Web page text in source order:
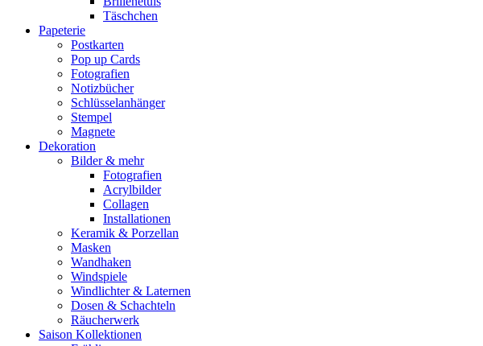
Täschchen
Papeterie
Postkarten
Pop up Cards
Fotografien
Notizbücher
Schlüsselanhänger
Stempel
Magnete
Dekoration
Bilder & mehr
Fotografien
Acrylbilder
Collagen
Installationen
Keramik & Porzellan
Masken
Wandhaken
Windspiele
Windlichter & Laternen
Dosen & Schachteln
Räucherwerk
Saison Kollektionen